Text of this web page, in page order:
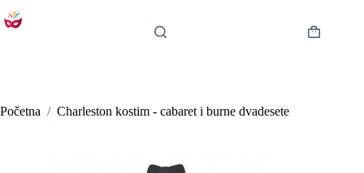
na
Košarica
Početna / Charleston kostim - cabaret i burne dvadesete